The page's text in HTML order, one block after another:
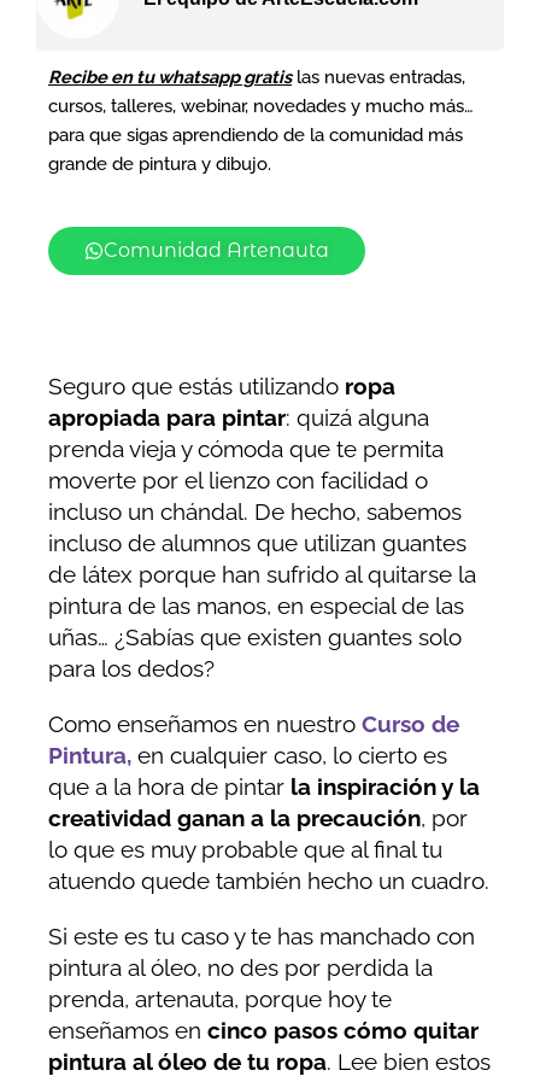
Recibe en tu whatsapp gratislas nuevas entradas,
cursos, talleres, webinar, novedades y mucho más…
para que sigas aprendiendo de la comunidad más
grande de pintura y dibujo.
Comunidad Artenauta
Seguro que estás utilizando ropa
apropiada para pintar: quizá alguna
prenda vieja y cómoda que te permita
moverte por el lienzo con facilidad o
incluso un chándal. De hecho, sabemos
incluso de alumnos que utilizan guantes
de látex porque han sufrido al quitarse la
pintura de las manos, en especial de las
uñas… ¿Sabías que existen guantes solo
para los dedos?
Como enseñamos en nuestro Curso de
Pintura, en cualquier caso, lo cierto es
que a la hora de pintar la inspiración y la
creatividad ganan a la precaución, por
lo que es muy probable que al final tu
atuendo quede también hecho un cuadro.
Si este es tu caso y te has manchado con
pintura al óleo, no des por perdida la
prenda, artenauta, porque hoy te
enseñamos en cinco pasos cómo quitar
pintura al óleo de tu ropa. Lee bien estos